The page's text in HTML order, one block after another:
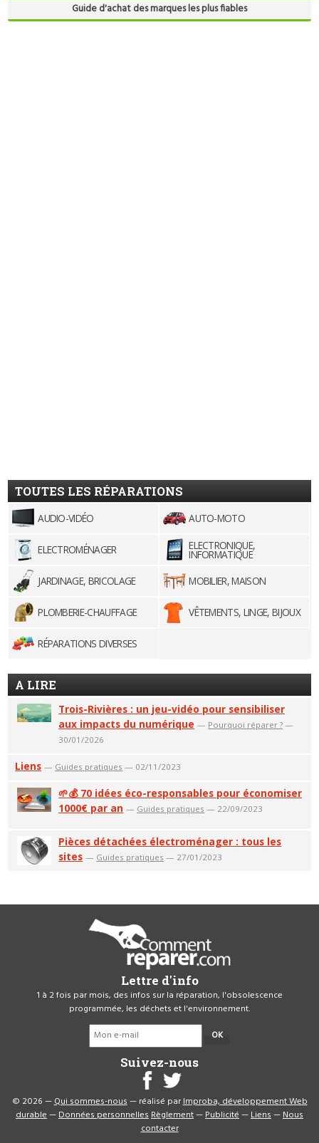
Guide d'achat des marques les plus fiables
TOUTES LES RÉPARATIONS
AUDIO-VIDÉO AUTO-MOTO
ELECTROMÉNAGER ELECTRONIQUE,
INFORMATIQUE
JARDINAGE, BRICOLAGE
MOBILIER, MAISON
PLOMBERIE-CHAUFFAGE VÊTEMENTS, LINGE, BIJOUX
RÉPARATIONS DIVERSES
A LIRE
Trois-Rivières : un jeu-vidéo pour sensibiliser
aux impacts du numérique — Pourquoi réparer ? —
30/01/2026
Liens — Guides pratiques — 02/11/2023
🌱💰 70 idées éco-responsables pour économiser
1000€ par an — Guides pratiques — 22/09/2023
Pièces détachées électroménager : tous les
sites — Guides pratiques — 27/01/2023
Lettre d'info
1 à 2 fois par mois, des infos sur la réparation, l'obsolescence
programmée, les déchets et l'environnement.
OK
Suivez-nous
© 2026 —Qui sommes-nous— réalisé parImproba, développement Web
durable—Données personnellesRèglement—Publicité—Liens—Nous
contacter